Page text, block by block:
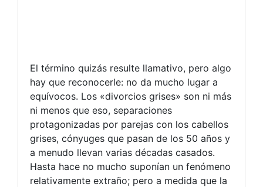
El término quizás resulte llamativo, pero algo
hay que reconocerle: no da mucho lugar a
equívocos. Los «divorcios grises» son ni más
ni menos que eso, separaciones
protagonizadas por parejas con los cabellos
grises, cónyuges que pasan de los 50 años y
a menudo llevan varias décadas casados.
Hasta hace no mucho suponían un fenómeno
relativamente extraño; pero a medida que la